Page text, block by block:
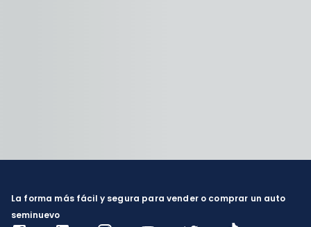
La forma más fácil y segura para vender o comprar un auto
seminuevo